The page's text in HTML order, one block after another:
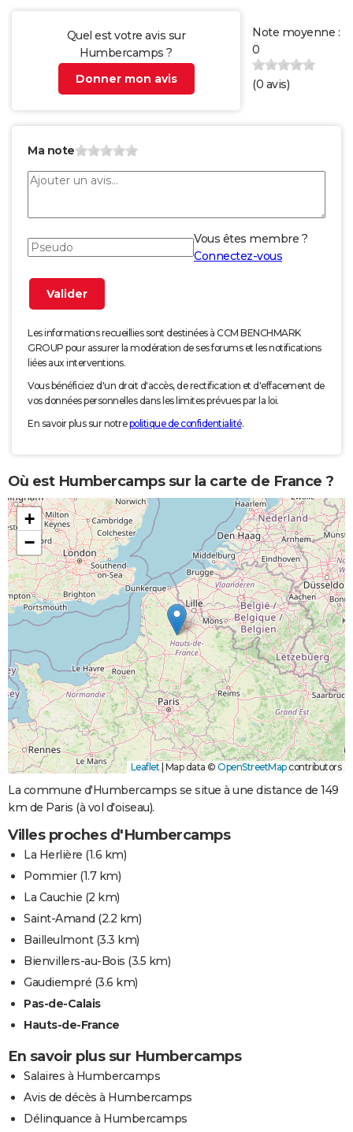
Quel est votre avis sur
Humbercamps ?
Donner mon avis
Note moyenne :
0
(0 avis)
Ma note
Vous êtes membre ?
Connectez-vous
Les informations recueillies sont destinées à CCM BENCHMARK
GROUP pour assurer la modération de ses forums et les notifications
liées aux interventions.
Vous bénéficiez d'un droit d'accès, de rectification et d'effacement de
vos données personnelles dans les limites prévues par la loi.
En savoir plus sur notrepolitique de confidentialité.
Où est Humbercamps sur la carte de France ?
+
−
Leaflet Map data © OpenStreetMapcontributors
La commune d'Humbercamps se situe à une distance de 149
km de Paris (à vol d'oiseau).
Villes proches d'Humbercamps
La Herlière (1.6 km)
Pommier(1.7 km)
La Cauchie (2 km)
Saint-Amand (2.2 km)
Bailleulmont(3.3 km)
Bienvillers-au-Bois (3.5 km)
Gaudiempré (3.6 km)
Pas-de-Calais
Hauts-de-France
En savoir plus sur Humbercamps
Salaires à Humbercamps
Avis de décès à Humbercamps
Délinquance à Humbercamps